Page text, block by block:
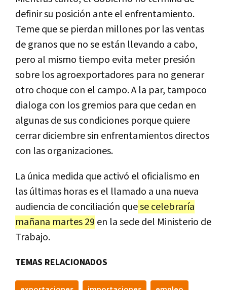
definir su posición ante el enfrentamiento.
Teme que se pierdan millones por las ventas
de granos que no se están llevando a cabo,
pero al mismo tiempo evita meter presión
sobre los agroexportadores para no generar
otro choque con el campo. A la par, tampoco
dialoga con los gremios para que cedan en
algunas de sus condiciones porque quiere
cerrar diciembre sin enfrentamientos directos
con las organizaciones.
La única medida que activó el oficialismo en
las últimas horas es el llamado a una nueva
audiencia de conciliación quese celebraría
mañana martes 29 en la sede del Ministerio de
Trabajo.
TEMAS RELACIONADOS